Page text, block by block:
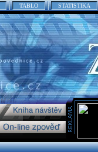
TABLO STATISTIKA